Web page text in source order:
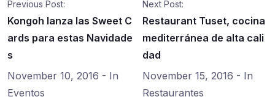
Previous Post:
Kongoh lanza las Sweet C
ards para estas Navidade
s
November 10, 2016 - In
Eventos
Next Post:
Restaurant Tuset, cocina
mediterránea de alta cali
dad
November 15, 2016 - In
Restaurantes